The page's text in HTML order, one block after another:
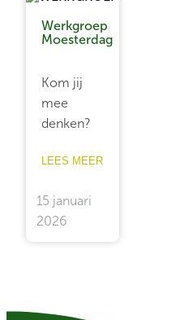
Werkgroep
Moesterdag
Kom jij
mee
denken?
LEES MEER
15 januari
2026